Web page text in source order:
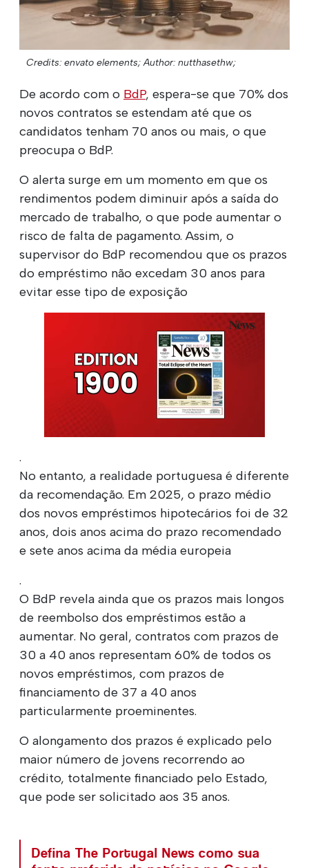
Credits: envato elements; Author: nutthasethw;
De acordo com o BdP, espera-se que 70% dos
novos contratos se estendam até que os
candidatos tenham 70 anos ou mais, o que
preocupa o BdP.
O alerta surge em um momento em que os
rendimentos podem diminuir após a saída do
mercado de trabalho, o que pode aumentar o
risco de falta de pagamento. Assim, o
supervisor do BdP recomendou que os prazos
do empréstimo não excedam 30 anos para
evitar esse tipo de exposição
.
No entanto, a realidade portuguesa é diferente
da recomendação. Em 2025, o prazo médio
dos novos empréstimos hipotecários foi de 32
anos, dois anos acima do prazo recomendado
e sete anos acima da média europeia
.
O BdP revela ainda que os prazos mais longos
de reembolso dos empréstimos estão a
aumentar. No geral, contratos com prazos de
30 a 40 anos representam 60% de todos os
novos empréstimos, com prazos de
financiamento de 37 a 40 anos
particularmente proeminentes.
O alongamento dos prazos é explicado pelo
maior número de jovens recorrendo ao
crédito, totalmente financiado pelo Estado,
que pode ser solicitado aos 35 anos.
Defina The Portugal News como sua